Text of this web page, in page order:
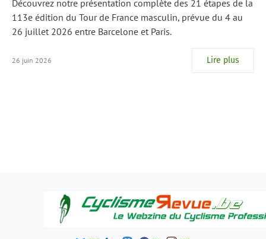
Découvrez notre présentation complète des 21 étapes de la
113e édition du Tour de France masculin, prévue du 4 au
26 juillet 2026 entre Barcelone et Paris.
26 juin 2026 Lire plus